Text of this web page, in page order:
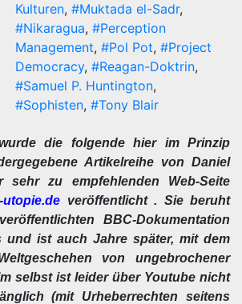
Kulturen, #Muktada el-Sadr,
#Nikaragua, #Perception
Management, #Pol Pot, #Project
Democracy, #Reagan-Doktrin,
#Samuel P. Huntington,
#Sophisten, #Tony Blair
die folgende hier im Prinzip
Artikelreihe von Daniel
sehr zu empfehlenden Web-Seite
utopie.de veröffentlicht . Sie beruht
BBC-Dokumentation
und ist auch Jahre später, mit dem
von ungebrochener
selbst ist leider über Youtube nicht
(mit Urheberrechten seitens